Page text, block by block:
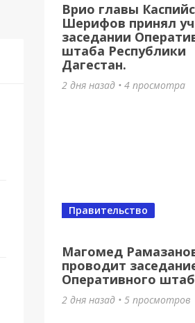
Врио главы
Шерифов принял
заседании
штаба Республики
Дагестан.
2 дня назад • 4 просмотра
Магомед
проводит
Оперативного
Правительство
2 дня назад • 5 просмотров